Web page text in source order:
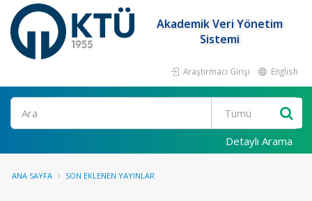
Akademik Veri Yönetim
Sistemi
Araştırmacı Girişi English
Ara
Detaylı Arama
ANA SAYFA SON EKLENEN YAYINLAR